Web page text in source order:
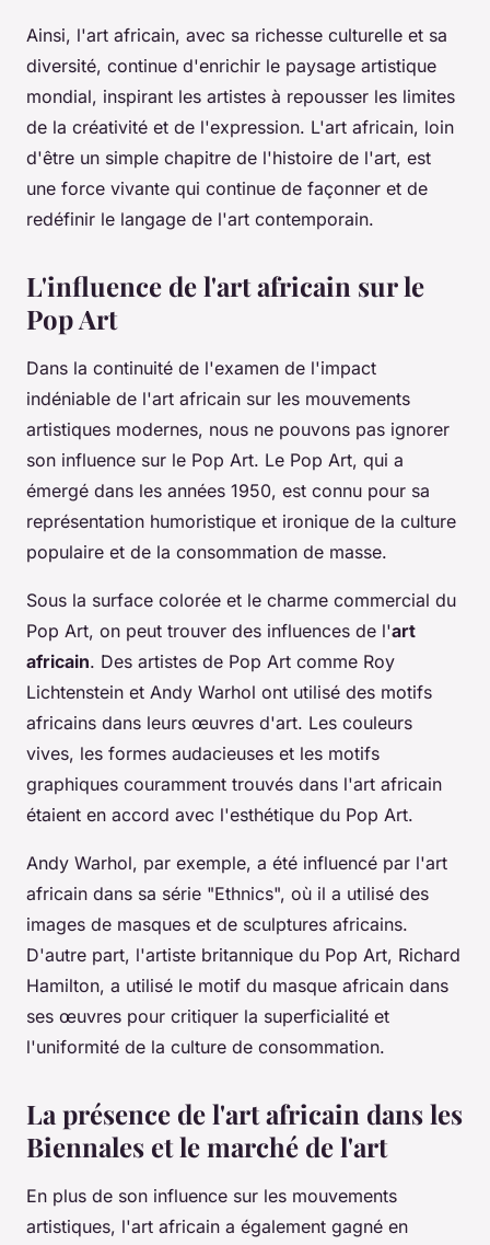
Ainsi, l'art africain, avec sa richesse culturelle et sa
diversité, continue d'enrichir le paysage artistique
mondial, inspirant les artistes à repousser les limites
de la créativité et de l'expression. L'art africain, loin
d'être un simple chapitre de l'histoire de l'art, est
une force vivante qui continue de façonner et de
redéfinir le langage de l'art contemporain.
L'influence de l'art africain sur le
Pop Art
Dans la continuité de l'examen de l'impact
indéniable de l'art africain sur les mouvements
artistiques modernes, nous ne pouvons pas ignorer
son influence sur le Pop Art. Le Pop Art, qui a
émergé dans les années 1950, est connu pour sa
représentation humoristique et ironique de la culture
populaire et de la consommation de masse.
Sous la surface colorée et le charme commercial du
Pop Art, on peut trouver des influences de l'art
africain. Des artistes de Pop Art comme Roy
Lichtenstein et Andy Warhol ont utilisé des motifs
africains dans leurs œuvres d'art. Les couleurs
vives, les formes audacieuses et les motifs
graphiques couramment trouvés dans l'art africain
étaient en accord avec l'esthétique du Pop Art.
Andy Warhol, par exemple, a été influencé par l'art
africain dans sa série "Ethnics", où il a utilisé des
images de masques et de sculptures africains.
D'autre part, l'artiste britannique du Pop Art, Richard
Hamilton, a utilisé le motif du masque africain dans
ses œuvres pour critiquer la superficialité et
l'uniformité de la culture de consommation.
La présence de l'art africain dans les
Biennales et le marché de l'art
En plus de son influence sur les mouvements
artistiques, l'art africain a également gagné en